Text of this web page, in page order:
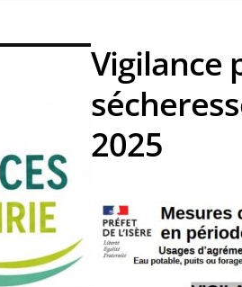
Vigilance
2025